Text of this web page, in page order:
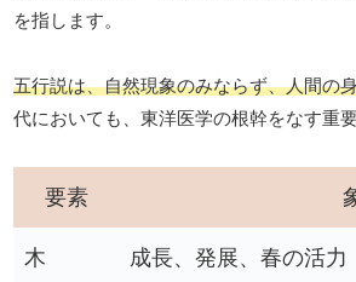
を指します。
五行説は、自然現象のみならず、人間の
代においても、東洋医学の根幹をなす重
要素
木 成長、発展、春の活力